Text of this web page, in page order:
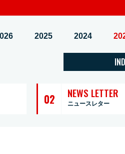
2025 2024
02 NEWS LETTER
ニュースレター